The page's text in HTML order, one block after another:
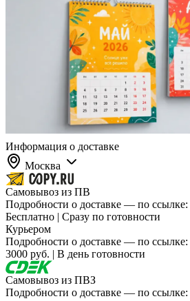
Информация о доставке
Москва
Самовывоз из ПВ
Подробности о доставке — по ссылке:
Бесплатно | Сразу по готовности
Курьером
Подробности о доставке — по ссылке:
3000 руб. | В день готовности
Самовывоз из ПВЗ
Подробности о доставке — по ссылке: